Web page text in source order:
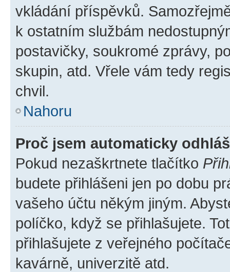
vkládání příspěvků.
k ostatním službám
postavičky, soukromé zprávy,
skupin, atd. Vřele vám tedy
chvil.
Nahoru
Proč jsem automaticky
Pokud nezaškrtnete tlačítko
budete přihlášeni jen po dobu
vašeho účtu někým jiným.
políčko, když se přihlašujete.
přihlašujete z veřejného
kavárně, univerzitě atd.